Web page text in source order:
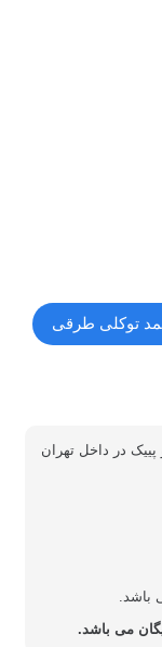
توکلی طرقی
در داخل تهران
باشد.